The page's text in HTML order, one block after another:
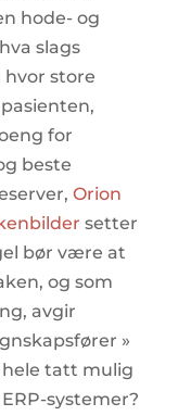
hode- og
slags
hvor store
for
beste
Orion
setter
bør være at
og som
avgir
»
hele tatt mulig
systemer?